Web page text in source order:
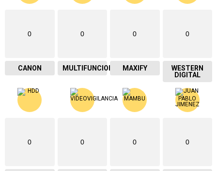
0
CANON
0
MULTIFUNCIONAL
0
MAXIFY
0
WESTERN
DIGITAL
0 0 0 0